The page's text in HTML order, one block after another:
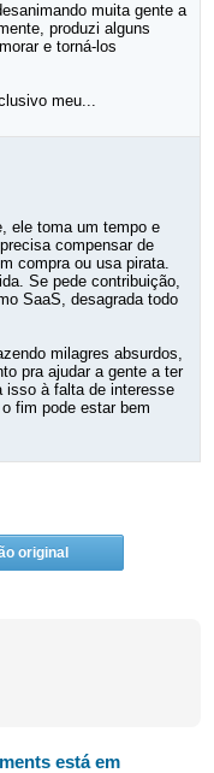
muita gente a
produzi alguns
e torná-los
meu...
ele toma um tempo e
compensar de
compra ou usa pirata.
Se pede contribuição,
SaaS, desagrada todo
milagres absurdos,
pra ajudar a gente a ter
isso à falta de interesse
fim pode estar bem
original
está em